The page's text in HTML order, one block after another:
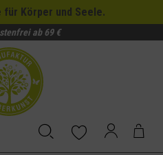
Körper und Seele.
ab 69 €